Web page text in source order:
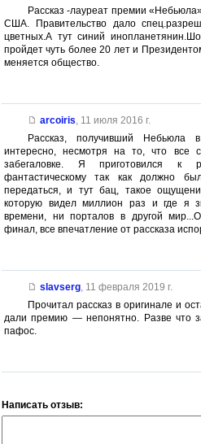
Рассказ -лауреат премии
США. Правительство дало
цветных.А тут синий
пройдет чуть более 20 лет и
меняется общество.
arcoiris, 11 июля 2016 г.
Рассказ, получивший Небьюла
интересно, несмотря на то, что все
забегаловке. Я приготовился к
фантастическому так как должно
передаться, и тут бац, такое
которую видел миллион раз и где я
времени, ни порталов в другой
финал, все впечатление от рассказа
slavserg, 11 февраля 2019 г.
Прочитал рассказ в оригинале и
дали премию — непонятно. Разве что
пафос.
Написать отзыв: